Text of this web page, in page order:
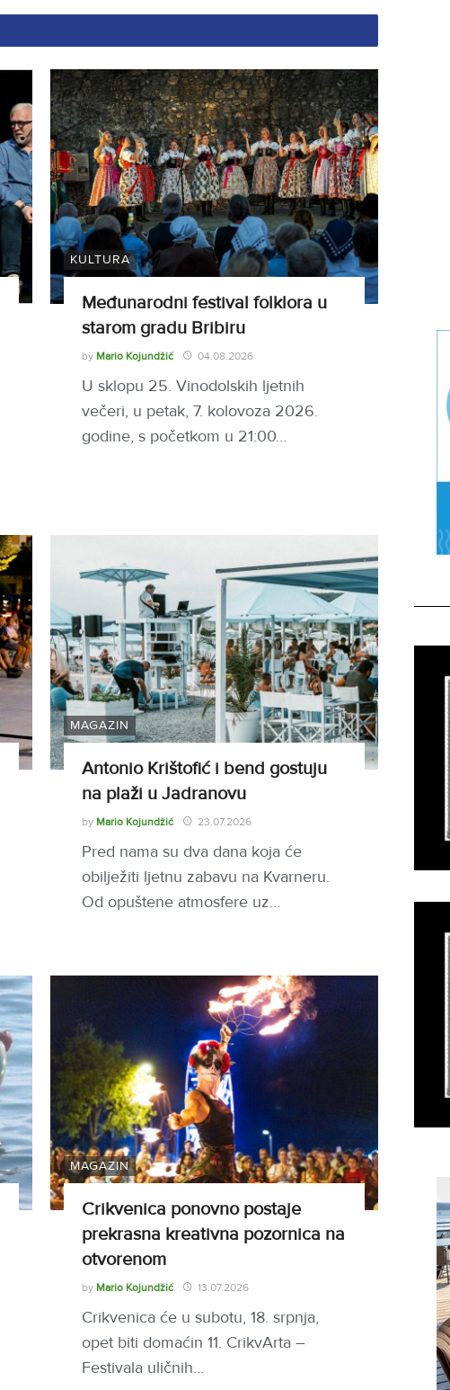
KULTURA
Međunarodni festival folklora u
starom gradu Bribiru
by Mario Kojundžić 04.08.2026
U sklopu 25. Vinodolskih ljetnih
večeri, u petak, 7. kolovoza 2026.
godine, s početkom u 21:00…
MAGAZIN
Antonio Krištofić i bend gostuju
na plaži u Jadranovu
by Mario Kojundžić 23.07.2026
Pred nama su dva dana koja će
obilježiti ljetnu zabavu na Kvarneru.
Od opuštene atmosfere uz…
MAGAZIN
Crikvenica ponovno postaje
prekrasna kreativna pozornica na
otvorenom
by Mario Kojundžić 13.07.2026
Crikvenica će u subotu, 18. srpnja,
opet biti domaćin 11. CrikvArta –
Festivala uličnih…